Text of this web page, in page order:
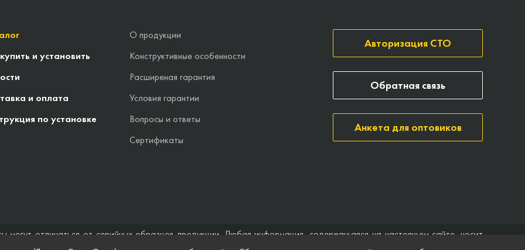
и установить
и оплата
по установке
О продукции
Конструктивные особенности
Расширеная гарантия
Условия гарантии
Вопросы и ответы
Сертификаты
Авторизация СТО
Анкета для оптовиков
Обратная связь
могут отличаться от серийных образцов продукции. Любая информация, содержащаяся на настоящем сайте, носит
не может быть расценена как предложение заключить договор (публичная оферта). Компания Точка опоры